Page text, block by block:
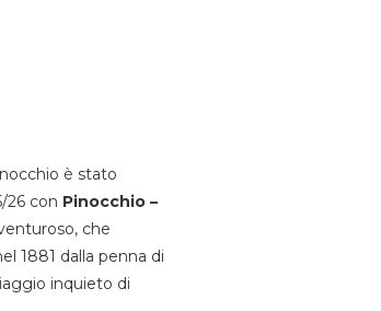
è stato
26 con Pinocchio –
che
1881 dalla penna di
inquieto di